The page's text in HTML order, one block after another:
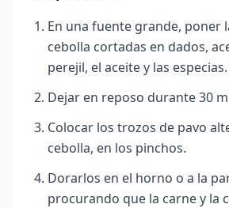
En una fuente grande, poner
cebolla cortadas en dados,
perejil, el aceite y las
Dejar en reposo durante 30
Colocar los trozos de pavo
cebolla, en los pinchos.
Dorarlos en el horno o a la
procurando que la carne y la